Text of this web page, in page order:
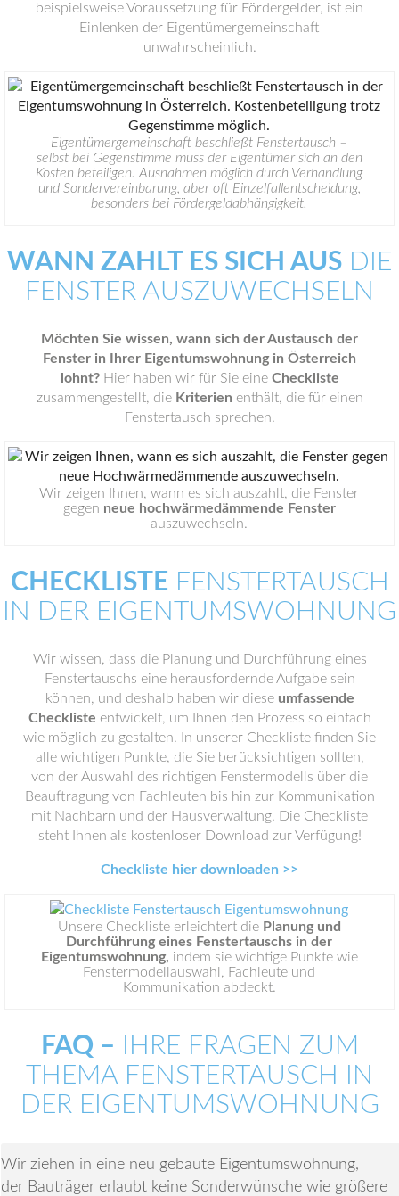
beispielsweise Voraussetzung für Fördergelder, ist ein
Einlenken der Eigentümergemeinschaft
unwahrscheinlich.
Eigentümergemeinschaft beschließt Fenstertausch –
selbst bei Gegenstimme muss der Eigentümer sich an den
Kosten beteiligen. Ausnahmen möglich durch Verhandlung
und Sondervereinbarung, aber oft Einzelfallentscheidung,
besonders bei Fördergeldabhängigkeit.
WANN ZAHLT ES SICH AUS DIE
FENSTER AUSZUWECHSELN
Möchten Sie wissen, wann sich der Austausch der
Fenster in Ihrer Eigentumswohnung in Österreich
lohnt?Hier haben wir für Sie eine Checkliste
zusammengestellt, die Kriterien enthält, die für einen
Fenstertausch sprechen.
Wir zeigen Ihnen, wann es sich auszahlt, die Fenster
gegen neue hochwärmedämmende Fenster
auszuwechseln.
CHECKLISTE FENSTERTAUSCH
IN DER EIGENTUMSWOHNUNG
Wir wissen, dass die Planung und Durchführung eines
Fenstertauschs eine herausfordernde Aufgabe sein
können, und deshalb haben wir diese umfassende
Checkliste entwickelt, um Ihnen den Prozess so einfach
wie möglich zu gestalten. In unserer Checkliste finden Sie
alle wichtigen Punkte, die Sie berücksichtigen sollten,
von der Auswahl des richtigen Fenstermodells über die
Beauftragung von Fachleuten bis hin zur Kommunikation
mit Nachbarn und der Hausverwaltung. Die Checkliste
steht Ihnen als kostenloser Download zur Verfügung!
Checkliste hier downloaden >>
Unsere Checkliste erleichtert die Planung und
Durchführung eines Fenstertauschs in der
Eigentumswohnung, indem sie wichtige Punkte wie
Fenstermodellauswahl, Fachleute und
Kommunikation abdeckt.
FAQ – IHRE FRAGEN ZUM
THEMA FENSTERTAUSCH IN
DER EIGENTUMSWOHNUNG
Wir ziehen in eine neu gebaute Eigentumswohnung,
der Bauträger erlaubt keine Sonderwünsche wie größere